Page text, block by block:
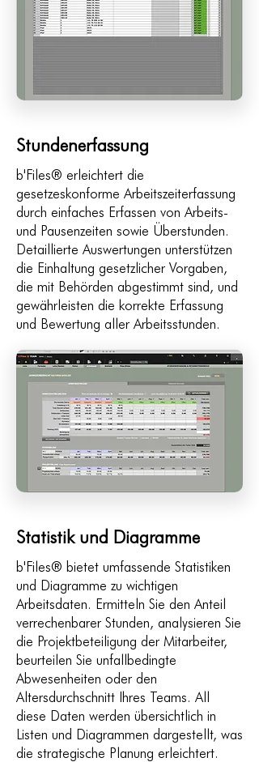
Stundenerfassung
b'Files® erleichtert die
gesetzeskonforme Arbeitszeiterfassung
durch einfaches Erfassen von Arbeits-
und Pausenzeiten sowie Überstunden.
Detaillierte Auswertungen unterstützen
die Einhaltung gesetzlicher Vorgaben,
die mit Behörden abgestimmt sind, und
gewährleisten die korrekte Erfassung
und Bewertung aller Arbeitsstunden.
Statistik und Diagramme
b'Files® bietet umfassende Statistiken
und Diagramme zu wichtigen
Arbeitsdaten. Ermitteln Sie den Anteil
verrechenbarer Stunden, analysieren Sie
die Projektbeteiligung der Mitarbeiter,
beurteilen Sie unfallbedingte
Abwesenheiten oder den
Altersdurchschnitt Ihres Teams. All
diese Daten werden übersichtlich in
Listen und Diagrammen dargestellt, was
die strategische Planung erleichtert.